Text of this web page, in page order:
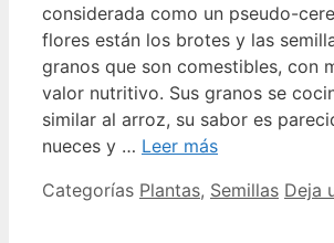
considerada como un pseudo-
flores están los brotes y las
granos que son comestibles, con
valor nutritivo. Sus granos se
similar al arroz, su sabor es
nueces y … Leer más
Categorías Plantas, Semillas Deja